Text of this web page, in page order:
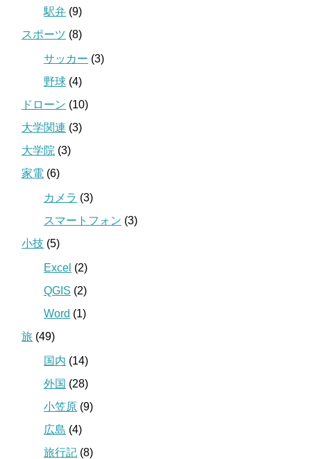
駅弁 (9)
スポーツ (8)
サッカー (3)
野球 (4)
ドローン (10)
大学関連 (3)
大学院 (3)
家電 (6)
カメラ (3)
スマートフォン (3)
小技 (5)
Excel (2)
QGIS (2)
Word (1)
旅 (49)
国内 (14)
外国 (28)
小笠原 (9)
広島 (4)
旅行記 (8)